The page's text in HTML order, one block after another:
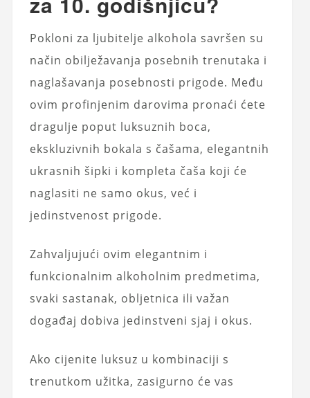
Pokloni za ljubitelje alkohola savršen su
način obilježavanja posebnih trenutaka i
naglašavanja posebnosti prigode. Među
ovim profinjenim darovima pronaći ćete
dragulje poput luksuznih boca,
ekskluzivnih bokala s čašama, elegantnih
ukrasnih šipki i kompleta čaša koji će
naglasiti ne samo okus, već i
jedinstvenost prigode.
Zahvaljujući ovim elegantnim i
funkcionalnim alkoholnim predmetima,
svaki sastanak, obljetnica ili važan
događaj dobiva jedinstveni sjaj i okus.
Ako cijenite luksuz u kombinaciji s
trenutkom užitka, zasigurno će vas